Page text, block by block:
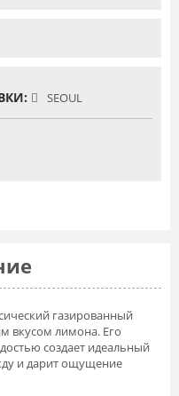
SEOUL
газированный
вкусом лимона. Его
создает идеальный
и дарит ощущение